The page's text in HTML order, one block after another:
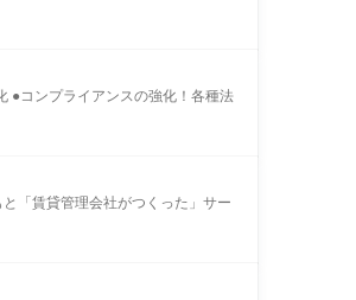
●コンプライアンスの強化！各種法
「賃貸管理会社がつくった」サー